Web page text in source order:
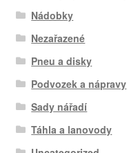
Nádobky
Nezařazené
Pneu a disky
Podvozek a nápravy
Sady nářadí
Táhla a lanovody